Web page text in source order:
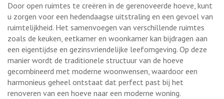
Door open ruimtes te creëren in de gerenoveerde hoeve, kunt
u zorgen voor een hedendaagse uitstraling en een gevoel van
ruimtelijkheid. Het samenvoegen van verschillende ruimtes
zoals de keuken, eetkamer en woonkamer kan bijdragen aan
een eigentijdse en gezinsvriendelijke leefomgeving. Op deze
manier wordt de traditionele structuur van de hoeve
gecombineerd met moderne woonwensen, waardoor een
harmonieus geheel ontstaat dat perfect past bij het
renoveren van een hoeve naar een moderne woning.